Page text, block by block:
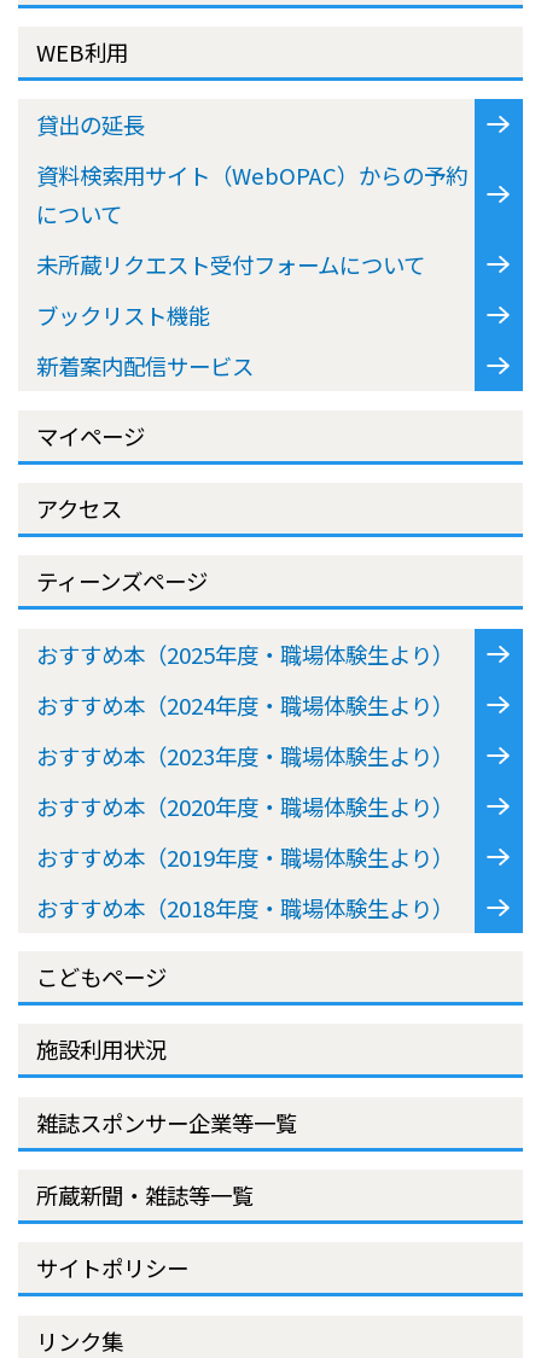
WEB利用
貸出の延長
資料検索用サイト（WebOPAC）からの予約
について
未所蔵リクエスト受付フォームについて
ブックリスト機能
新着案内配信サービス
マイページ
アクセス
ティーンズページ
おすすめ本（2025年度・職場体験生より）
おすすめ本（2024年度・職場体験生より）
おすすめ本（2023年度・職場体験生より）
おすすめ本（2020年度・職場体験生より）
おすすめ本（2019年度・職場体験生より）
おすすめ本（2018年度・職場体験生より）
こどもページ
施設利用状況
雑誌スポンサー企業等一覧
所蔵新聞・雑誌等一覧
サイトポリシー
リンク集